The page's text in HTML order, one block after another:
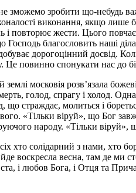
зможемо зробити що-небудь
виконання, якщо
повторює жести. Цього
благословить наші
дорогоцінний досвід.
повинно спонукати нас до
землі московія розв’язала
голод, спрагу і холод.
страждає, молиться і
«Тільки віруй», що Бог
народу. «Тільки
хто солідарний з нами,
воскресла весна, там де ми
і любов Бога, і Отця та